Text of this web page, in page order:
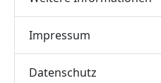
Impressum
Datenschutz